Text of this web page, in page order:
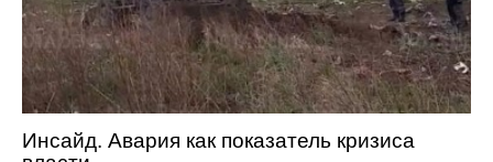
Инсайд. Авария как показатель кризиса